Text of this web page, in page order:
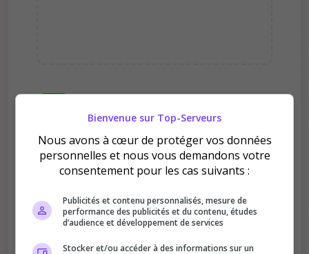
DYSTOPIA RP ?
Améliore le classement
Bienvenue sur Top-Serveurs
Nous avons à cœur de protéger vos données
personnelles et nous vous demandons votre
consentement pour les cas suivants :
Publicités et contenu personnalisés, mesure de
performance des publicités et du contenu, études
d’audience et développement de services
Stocker et/ou accéder à des informations sur un